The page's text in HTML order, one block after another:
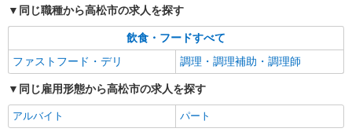
同じ職種から高松市の求人を探す
飲食・フードすべて
ファストフード・デリ
調理・調理補助・調理師
同じ雇用形態から高松市の求人を探す
アルバイト パート